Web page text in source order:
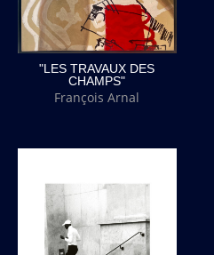
"LES TRAVAUX DES
CHAMPS"
François Arnal